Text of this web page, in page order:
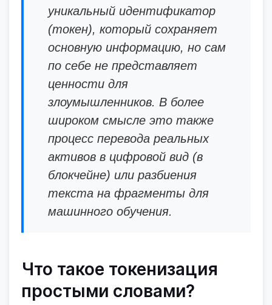
уникальный идентификатор
(токен), который сохраняет
основную информацию, но сам
по себе не представляет
ценности для
злоумышленников. В более
широком смысле это также
процесс перевода реальных
активов в цифровой вид (в
блокчейне) или разбиения
текста на фрагменты для
машинного обучения.
Что такое токенизация
простыми словами?